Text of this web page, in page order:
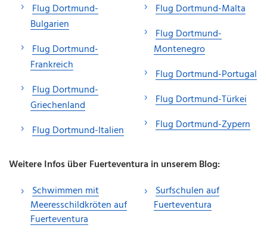
Flug Dortmund-
Bulgarien
Flug Dortmund-
Frankreich
Flug Dortmund-
Griechenland
Flug Dortmund-Italien
Flug Dortmund-Malta
Flug Dortmund-
Montenegro
Flug Dortmund-Portugal
Flug Dortmund-Türkei
Flug Dortmund-Zypern
Weitere Infos über Fuerteventura in unserem Blog:
Schwimmen mit
Meeresschildkröten auf
Fuerteventura
Surfschulen auf
Fuerteventura